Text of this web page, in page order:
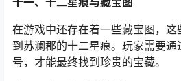
在游戏中还存在着一些藏宝图，
到苏澜郡的十二星痕。玩家需要
号，才能最终找到珍贵的宝藏。